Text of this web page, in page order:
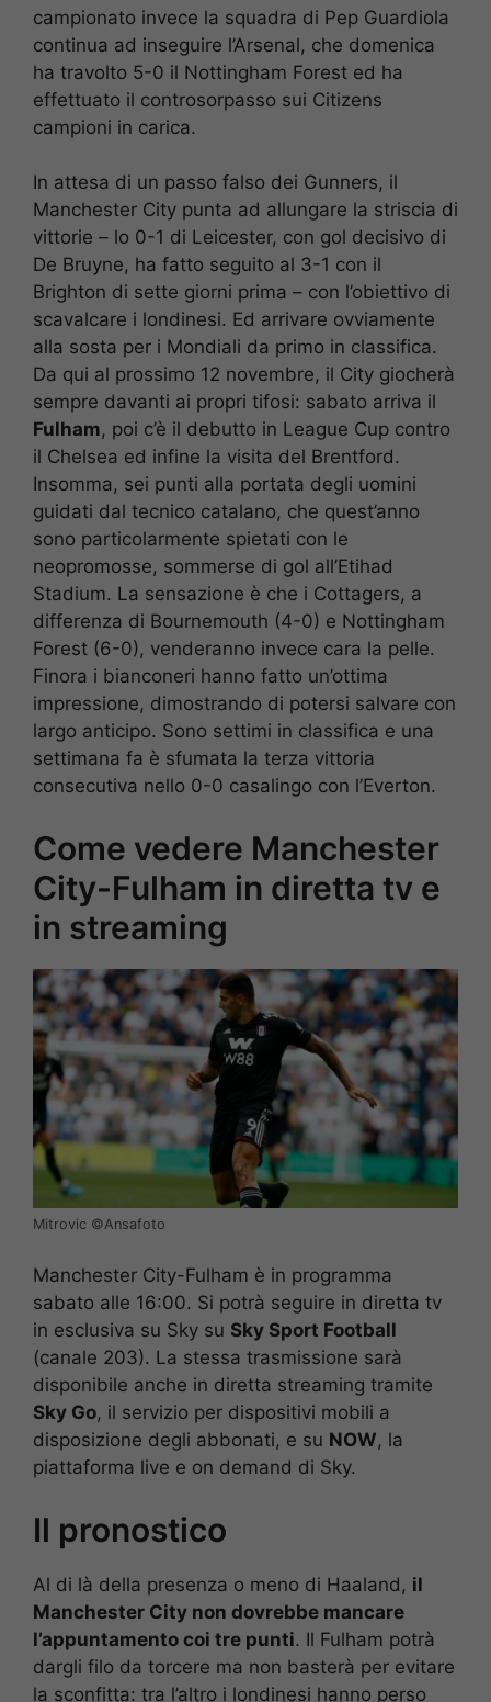
campionato invece la squadra di Pep Guardiola
continua ad inseguire l’Arsenal, che domenica
ha travolto 5-0 il Nottingham Forest ed ha
effettuato il controsorpasso sui Citizens
campioni in carica.
In attesa di un passo falso dei Gunners, il
Manchester City punta ad allungare la striscia di
vittorie – lo 0-1 di Leicester, con gol decisivo di
De Bruyne, ha fatto seguito al 3-1 con il
Brighton di sette giorni prima – con l’obiettivo di
scavalcare i londinesi. Ed arrivare ovviamente
alla sosta per i Mondiali da primo in classifica.
Da qui al prossimo 12 novembre, il City giocherà
sempre davanti ai propri tifosi: sabato arriva il
Fulham, poi c’è il debutto in League Cup contro
il Chelsea ed infine la visita del Brentford.
Insomma, sei punti alla portata degli uomini
guidati dal tecnico catalano, che quest’anno
sono particolarmente spietati con le
neopromosse, sommerse di gol all’Etihad
Stadium. La sensazione è che i Cottagers, a
differenza di Bournemouth (4-0) e Nottingham
Forest (6-0), venderanno invece cara la pelle.
Finora i bianconeri hanno fatto un’ottima
impressione, dimostrando di potersi salvare con
largo anticipo. Sono settimi in classifica e una
settimana fa è sfumata la terza vittoria
consecutiva nello 0-0 casalingo con l’Everton.
Come vedere Manchester
City-Fulham in diretta tv e
in streaming
Mitrovic ©️Ansafoto
Manchester City-Fulham è in programma
sabato alle 16:00. Si potrà seguire in diretta tv
in esclusiva su Sky su Sky Sport Football
(canale 203). La stessa trasmissione sarà
disponibile anche in diretta streaming tramite
Sky Go, il servizio per dispositivi mobili a
disposizione degli abbonati, e su NOW, la
piattaforma live e on demand di Sky.
Il pronostico
Al di là della presenza o meno di Haaland, il
Manchester City non dovrebbe mancare
l’appuntamento coi tre punti. Il Fulham potrà
dargli filo da torcere ma non basterà per evitare
la sconfitta: tra l’altro i londinesi hanno perso